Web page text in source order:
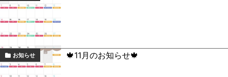
お知らせ 🍁11月のお知らせ🍁